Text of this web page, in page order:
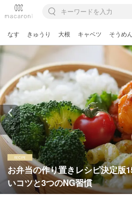
なす きゅうり 大根 キャベツ そうめん
お弁当の作り置きレシピ決定版
いコツと3つのNG習慣
前の
記事